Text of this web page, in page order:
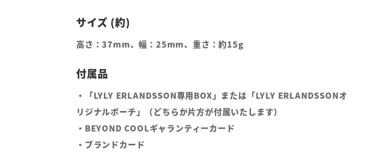
高さ：37mm、幅：25mm、重さ：約15g
・「LYLY ERLANDSSON専用BOX」または「LYLY ERLANDSSONオ
リジナルポーチ」（どちらか片方が付属いたします）
・BEYOND COOLギャランティーカード
・ブランドカード